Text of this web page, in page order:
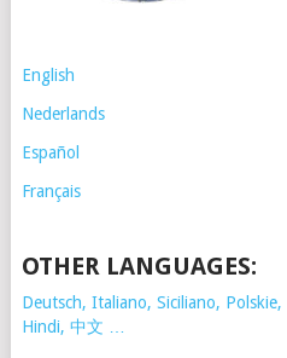
English
Nederlands
Español
Français
OTHER LANGUAGES:
Deutsch, Italiano, Siciliano, Polskie,
Hindi, 中文 …